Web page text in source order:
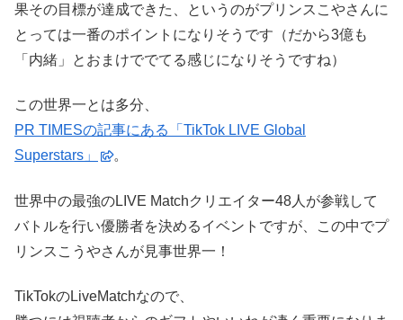
果その目標が達成できた、というのがプリンスこやさんに
とっては一番のポイントになりそうです（だから3億も
「内緒」とおまけででてる感じになりそうですね）
この世界一とは多分、
PR TIMESの記事にある「TikTok LIVE Global
Superstars」
。
世界中の最強のLIVE Matchクリエイター48人が参戦して
バトルを行い優勝者を決めるイベントですが、この中でプ
リンスこうやさんが見事世界一！
TikTokのLiveMatchなので、